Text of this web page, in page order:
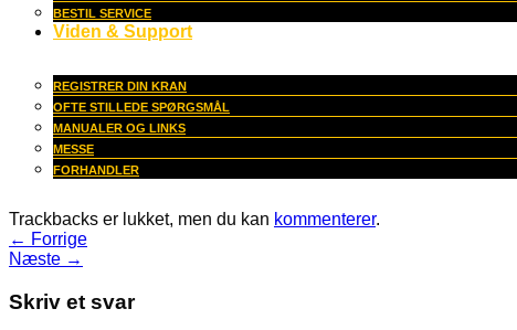
BESTIL SERVICE
Viden & Support
REGISTRER DIN KRAN
OFTE STILLEDE SPØRGSMÅL
MANUALER OG LINKS
MESSE
FORHANDLER
Trackbacks er lukket, men du kan kommenterer.
← Forrige
Næste →
Skriv et svar